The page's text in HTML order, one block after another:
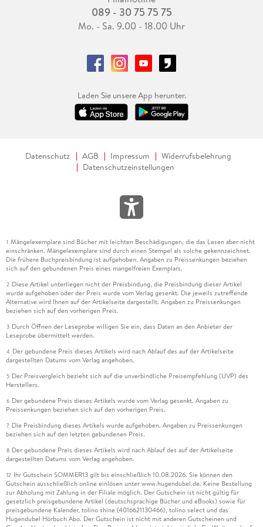
089 - 30 75 75 75
Mo. - Sa. 9.00 - 18.00 Uhr
Laden Sie unsere App herunter.
Datenschutz AGB Impressum
Widerrufsbelehrung
Datenschutzeinstellungen
1 Mängelexemplare sind Bücher mit leichten Beschädigungen, die das Lesen aber nicht
einschränken. Mängelexemplare sind durch einen Stempel als solche gekennzeichnet.
Die frühere Buchpreisbindung ist aufgehoben. Angaben zu Preissenkungen beziehen
sich auf den gebundenen Preis eines mangelfreien Exemplars.
2 Diese Artikel unterliegen nicht der Preisbindung, die Preisbindung dieser Artikel
wurde aufgehoben oder der Preis wurde vom Verlag gesenkt. Die jeweils zutreffende
Alternative wird Ihnen auf der Artikelseite dargestellt. Angaben zu Preissenkungen
beziehen sich auf den vorherigen Preis.
3 Durch Öffnen der Leseprobe willigen Sie ein, dass Daten an den Anbieter der
Leseprobe übermittelt werden.
4 Der gebundene Preis dieses Artikels wird nach Ablauf des auf der Artikelseite
dargestellten Datums vom Verlag angehoben.
5 Der Preisvergleich bezieht sich auf die unverbindliche Preisempfehlung (UVP) des
Herstellers.
6 Der gebundene Preis dieses Artikels wurde vom Verlag gesenkt. Angaben zu
Preissenkungen beziehen sich auf den vorherigen Preis.
7 Die Preisbindung dieses Artikels wurde aufgehoben. Angaben zu Preissenkungen
beziehen sich auf den letzten gebundenen Preis.
8 Der gebundene Preis dieses Artikels wird nach Ablauf des auf der Artikelseite
dargestellten Datums vom Verlag angehoben.
12 Ihr Gutschein SOMMER13 gilt bis einschließlich 10.08.2026. Sie können den
Gutschein ausschließlich online einlösen unter www.hugendubel.de. Keine Bestellung
zur Abholung mit Zahlung in der Filiale möglich. Der Gutschein ist nicht gültig für
gesetzlich preisgebundene Artikel (deutschsprachige Bücher und eBooks) sowie für
preisgebundene Kalender, tolino shine (4016621130466), tolino select und das
Hugendubel Hörbuch Abo. Der Gutschein ist nicht mit anderen Gutscheinen und